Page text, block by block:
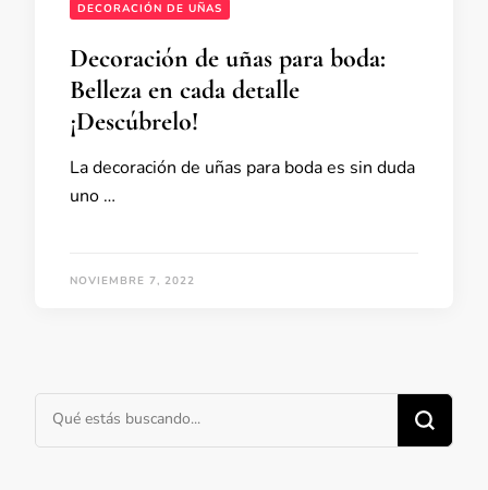
DECORACIÓN DE UÑAS
Decoración de uñas para boda:
Belleza en cada detalle
¡Descúbrelo!
La decoración de uñas para boda es sin duda
uno …
NOVIEMBRE 7, 2022
¿Buscas algo?